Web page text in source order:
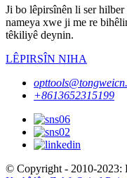
Ji bo lêpirsînên li ser
nameya xwe ji me re
têkiliyê deynin.
LÊPIRSÎN NIHA
+8613652315199
© Copyright - 2010-2023: